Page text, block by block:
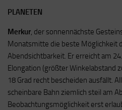
PLANETEN
Merkur, der sonnennächste
Monatsmitte die beste Möglichkeit
Abendsichtbarkeit. Er erreicht am
Elongation (größter Winkelabstand
18 Grad recht bescheiden ausfällt.
scheinbare Bahn ziemlich steil am
Beobachtungsmöglichkeit erst